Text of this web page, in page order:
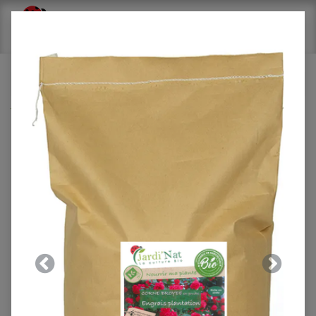
Tous les produits Insecticide : spécial ravageurs 1,5L*
Précedent Suivant